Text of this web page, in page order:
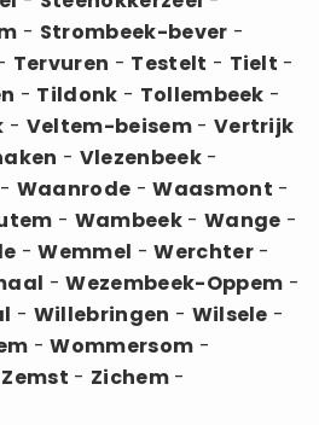
- Strombeek-bever -
Tervuren - Testelt - Tielt -
- Tildonk - Tollembeek -
- Veltem-beisem- Vertrijk
- Vlezenbeek-
- Waanrode -Waasmont -
- Wambeek- Wange -
-Wemmel -Werchter-
-Wezembeek-Oppem -
- Willebringen - Wilsele -
-Wommersom -
Zemst - Zichem-